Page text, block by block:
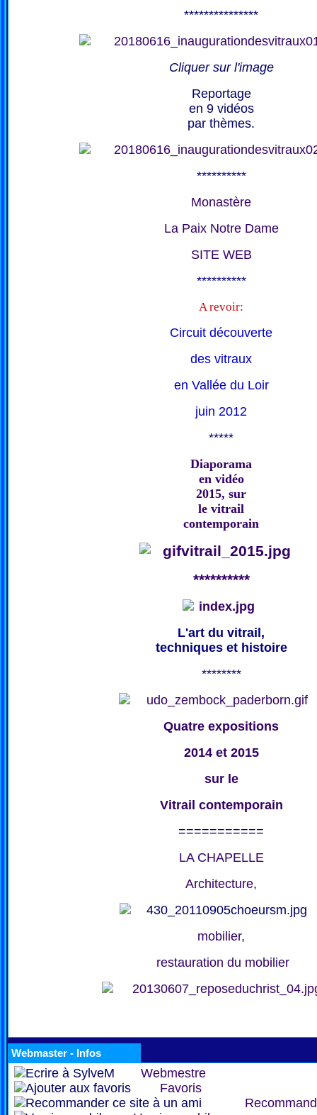
***************
Cliquer sur l'image
Reportage
en 9 vidéos
par thèmes.
**********
Monastère
La Paix Notre Dame
SITE WEB
**********
A revoir:
Circuit découverte
des vitraux
en Vallée du Loir
juin 2012
*****
Diaporama
en vidéo
2015, sur
le vitrail
contemporain
**********
L'art du vitrail,
techniques et histoire
********
Quatre expositions
2014 et 2015
sur le
Vitrail contemporain
===========
LA CHAPELLE
Architecture,
mobilier,
restauration du mobilier
Webmaster - Infos
Webmestre
Favoris